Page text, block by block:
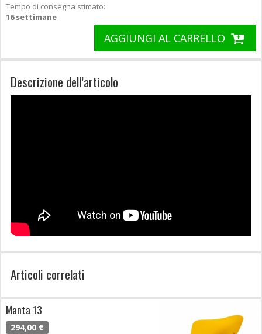
Tempo di consegna stimato:
16 settimane
AGGIUNGI AL CARRELLO
Descrizione dell’articolo
Articoli correlati
Manta 13
294,00 €